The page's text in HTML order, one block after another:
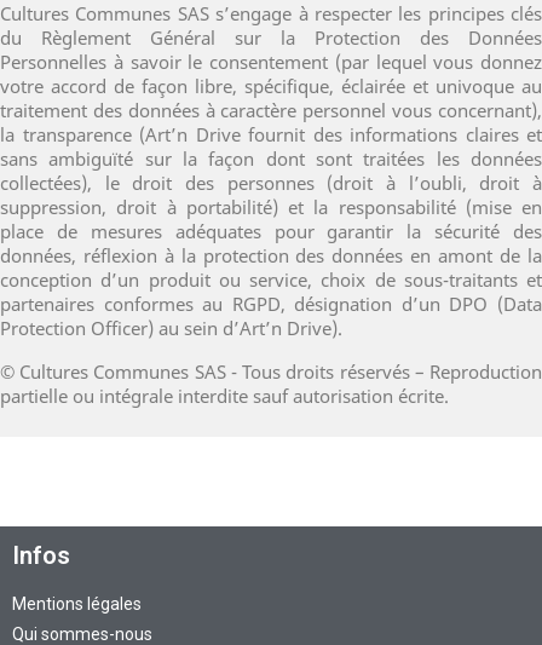
Cultures Communes SAS s’engage à respecter les principes clés
du Règlement Général sur la Protection des Données
Personnelles à savoir le consentement (par lequel vous donnez
votre accord de façon libre, spécifique, éclairée et univoque au
traitement des données à caractère personnel vous concernant),
la transparence (Art’n Drive fournit des informations claires et
sans ambiguïté sur la façon dont sont traitées les données
collectées), le droit des personnes (droit à l’oubli, droit à
suppression, droit à portabilité) et la responsabilité (mise en
place de mesures adéquates pour garantir la sécurité des
données, réflexion à la protection des données en amont de la
conception d’un produit ou service, choix de sous-traitants et
partenaires conformes au RGPD, désignation d’un DPO (Data
Protection Officer) au sein d’Art’n Drive).
© Cultures Communes SAS - Tous droits réservés – Reproduction
partielle ou intégrale interdite sauf autorisation écrite.
Infos
Mentions légales
Qui sommes-nous